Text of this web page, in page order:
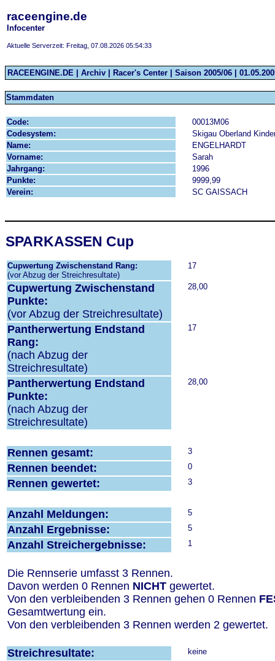
raceengine.de
Infocenter
Aktuelle Serverzeit: Freitag, 07.08.2026 05:54:33
RACEENGINE.DE | Archiv | Racer's Center | Saison 2005/06 |
Stammdaten
Code:
00013M06
Codesystem:
Skigau Oberland
Name:
ENGELHARDT
Vorname:
Sarah
Jahrgang:
1996
Punkte:
9999,99
Verein:
SC GAISSACH
SPARKASSEN Cup
Cupwertung Zwischenstand Rang:
(vor Abzug der Streichresultate)
17
Cupwertung Zwischenstand
Punkte:
(vor Abzug der Streichresultate)
28,00
Pantherwertung Endstand
Rang:
(nach Abzug der
Streichresultate)
17
Pantherwertung Endstand
Punkte:
(nach Abzug der
Streichresultate)
28,00
Rennen gesamt: 3
Rennen beendet: 0
Rennen gewertet: 3
Anzahl Meldungen: 5
Anzahl Ergebnisse: 5
Anzahl Streichergebnisse: 1
Die Rennserie umfasst 3 Rennen.
Davon werden 0 Rennen NICHT gewertet.
Von den verbleibenden 3 Rennen gehen 0 Rennen
Gesamtwertung ein.
Von den verbleibenden 3 Rennen werden 2 gewertet.
Streichresultate: keine